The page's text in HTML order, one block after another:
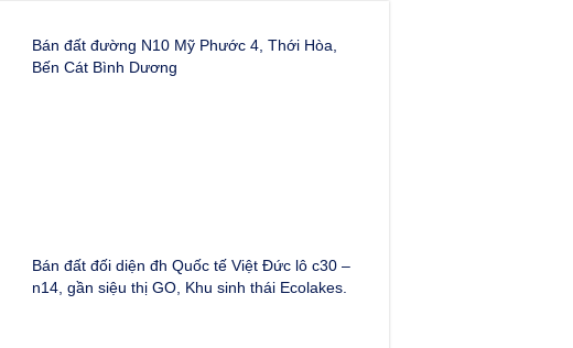
Bán đất đường N10 Mỹ Phước 4, Thới Hòa,
Bến Cát Bình Dương
Bán đất đối diện đh Quốc tế Việt Đức lô c30 –
n14, gần siệu thị GO, Khu sinh thái Ecolakes.